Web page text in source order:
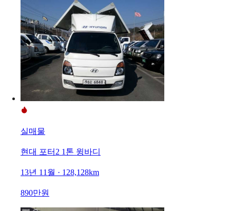
실매물
현대 포터2 1톤 윙바디
13년 11월 · 128,128km
890만원